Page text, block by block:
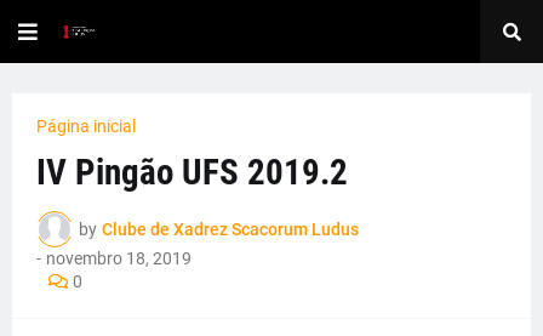
Página inicial
IV Pingão UFS 2019.2
by Clube de Xadrez Scacorum Ludus
- novembro 18, 2019
0